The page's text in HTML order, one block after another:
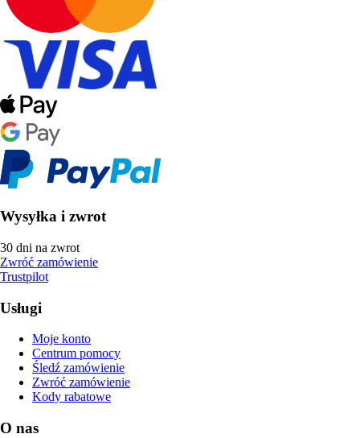
Wysyłka i zwrot
30 dni na zwrot
Zwróć zamówienie
Trustpilot
Usługi
Moje konto
Centrum pomocy
Śledź zamówienie
Zwróć zamówienie
Kody rabatowe
O nas